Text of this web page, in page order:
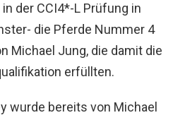
der CCI4*-L Prüfung in
die Pferde Nummer 4
Michael Jung, die damit die
erfüllten.
wurde bereits von Michael